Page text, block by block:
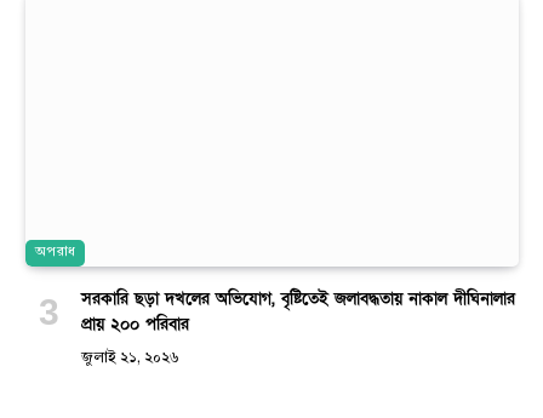
অপরাধ
সরকারি ছড়া দখলের অভিযোগ, বৃষ্টিতেই জলাবদ্ধতায় নাকাল দীঘিনালার
প্রায় ২০০ পরিবার
জুলাই ২১, ২০২৬